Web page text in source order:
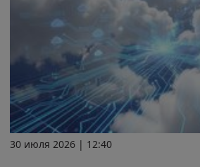
30 июля 2026 | 12:40